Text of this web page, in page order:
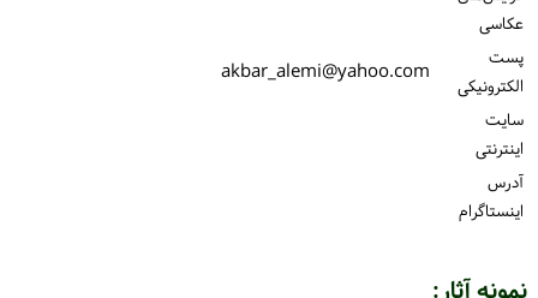
عکاسی
پست
الكترونیكی
akbar_alemi@yahoo.com
سایت
اینترنتی
آدرس
اینستاگرام